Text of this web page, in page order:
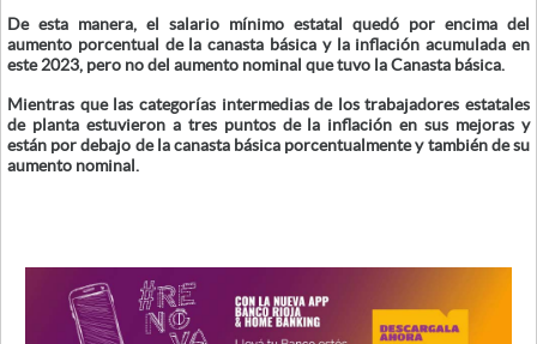
De esta manera, el salario mínimo estatal quedó por encima del
aumento porcentual de la canasta básica y la inflación acumulada en
este 2023, pero no del aumento nominal que tuvo la Canasta básica.
Mientras que las categorías intermedias de los trabajadores estatales
de planta estuvieron a tres puntos de la inflación en sus mejoras y
están por debajo de la canasta básica porcentualmente y también de su
aumento nominal.